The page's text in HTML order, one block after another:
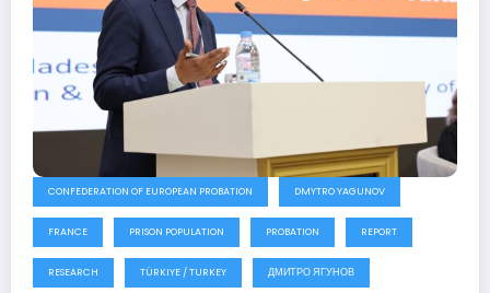
CONFEDERATION OF EUROPEAN PROBATION DMYTRO YAGUNOV
FRANCE PRISON POPULATION PROBATION REPORT
RESEARCH TÜRKIYE / TURKEY ДМИТРО ЯГУНОВ